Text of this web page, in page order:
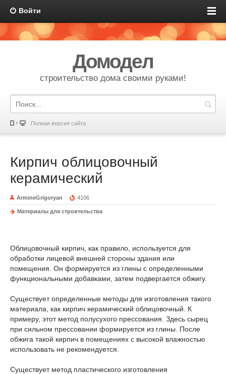
Войти
Домодел
строительство дома своими руками!
Полная версия сайта
Кирпич облицовочный
керамический
ArmineGrigoryan 4106
Материалы для строительства
Облицовочный кирпич, как правило, используется для
обработки лицевой внешней стороны здания или
помещения. Он формируется из глины с определенными
функциональными добавками, затем подвергается обжигу.
Существует определенные методы для изготовления такого
материала, как кирпич керамический облицовочный. К
примеру, этот метод полусухого прессования. Здесь сырец
при сильном прессовании формируется из глины. После
обжига такой кирпич в помещениях с высокой влажностью
использовать не рекомендуется.
Существует метод пластического изготовления